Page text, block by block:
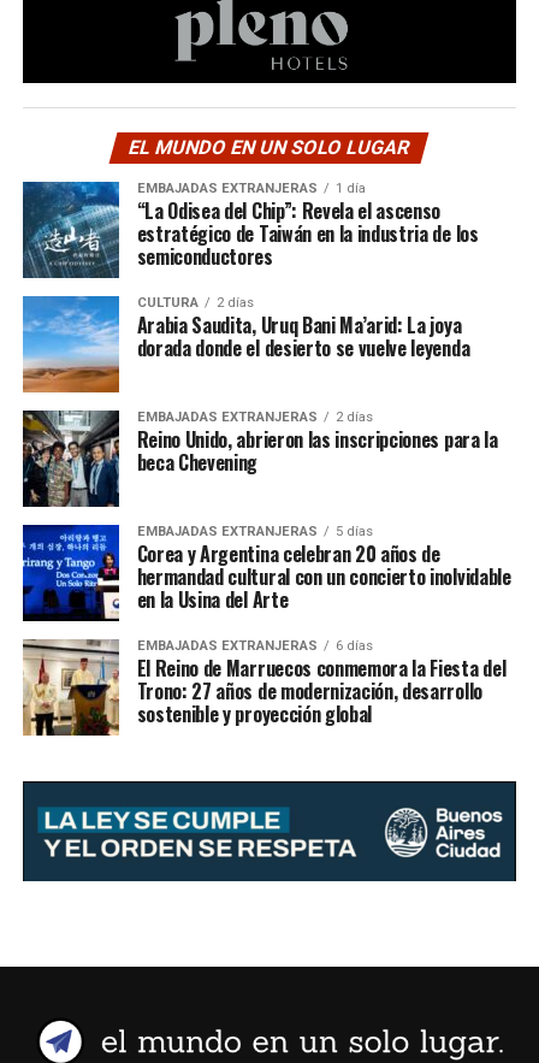
EL MUNDO EN UN SOLO LUGAR
EMBAJADAS EXTRANJERAS 1 día
“La Odisea del Chip”: Revela el ascenso
estratégico de Taiwán en la industria de los
semiconductores
CULTURA 2 días
Arabia Saudita, Uruq Bani Ma’arid: La joya
dorada donde el desierto se vuelve leyenda
EMBAJADAS EXTRANJERAS 2 días
Reino Unido, abrieron las inscripciones para la
beca Chevening
EMBAJADAS EXTRANJERAS 5 días
Corea y Argentina celebran 20 años de
hermandad cultural con un concierto inolvidable
en la Usina del Arte
EMBAJADAS EXTRANJERAS 6 días
El Reino de Marruecos conmemora la Fiesta del
Trono: 27 años de modernización, desarrollo
sostenible y proyección global